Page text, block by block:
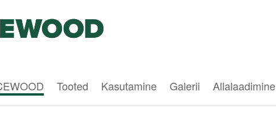
Tooted Kasutamine Galerii Allalaadimine